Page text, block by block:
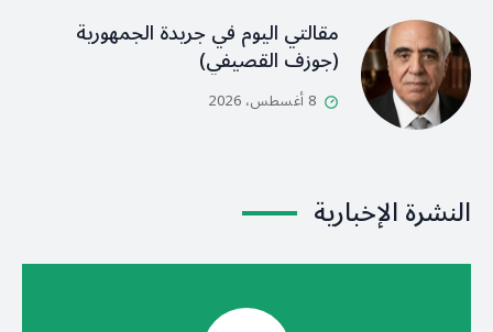
مقالتي اليوم في جريدة الجمهورية
(جوزف القصيفي)
8 أغسطس، 2026
النشرة الإخبارية